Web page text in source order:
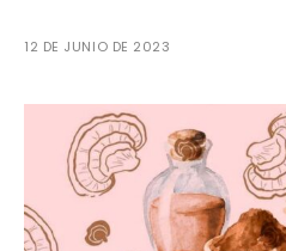
12 DE JUNIO DE 2023